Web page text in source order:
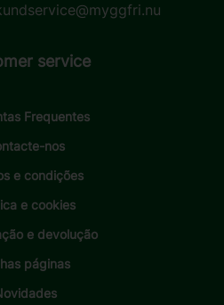
service
Frequentes
nos
e condições
e cookies
e devolução
páginas